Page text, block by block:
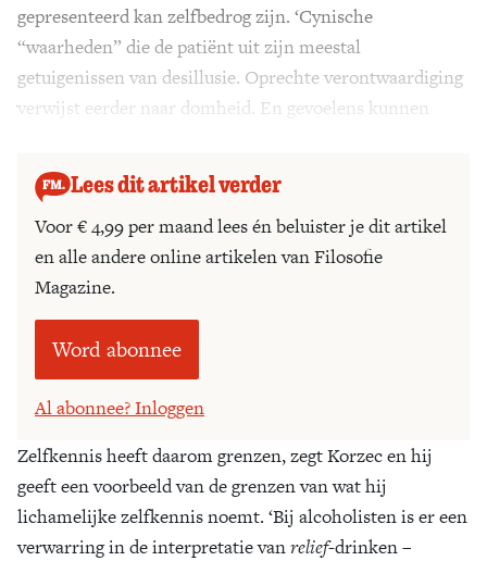
gepresenteerd kan zelfbedrog zijn. ‘Cynische
“waarheden” die de patiënt uit zijn meestal
getuigenissen van desillusie. Oprechte verontwaardiging
verwijst eerder naar domheid. En gevoelens kunnen
Lees dit artikel verder
Voor € 4,99 per maand lees én beluister je dit artikel
en alle andere online artikelen van Filosofie
Magazine.
Word abonnee
Al abonnee? Inloggen
Zelfkennis heeft daarom grenzen, zegt Korzec en hij
geeft een voorbeeld van de grenzen van wat hij
lichamelijke zelfkennis noemt. ‘Bij alcoholisten is er een
verwarring in de interpretatie vanrelief-drinken –